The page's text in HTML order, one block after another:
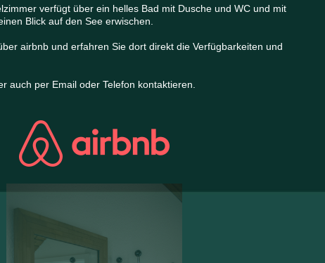
verfügt über ein helles Bad mit Dusche und WC und mit
Blick auf den See erwischen.
airbnb und erfahren Sie dort direkt die Verfügbarkeiten und
auch per Email oder Telefon kontaktieren.